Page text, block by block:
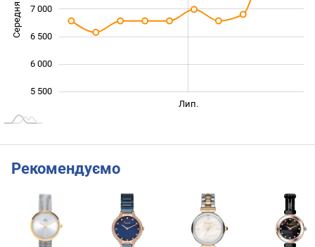
5 500
5 500
6 000
6 500
7 000
Лип.
Рекомендуємо